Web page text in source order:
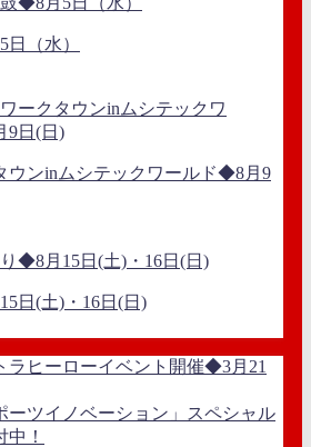
（水）
ウンinムシテックワールド◆8月9
日(土)・16日(日)
ラヒーローイベント開催◆3月21
ーツイノベーション」スペシャル
！